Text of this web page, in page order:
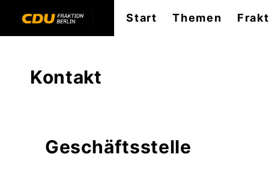
Start Themen
Kontakt
Geschäftsstelle